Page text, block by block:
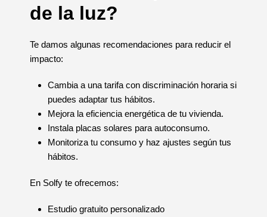
de la luz?
Te damos algunas recomendaciones para reducir el
impacto:
Cambia a una tarifa con discriminación horaria si
puedes adaptar tus hábitos.
Mejora la eficiencia energética de tu vivienda.
Instala placas solares para autoconsumo.
Monitoriza tu consumo y haz ajustes según tus
hábitos.
En Solfy te ofrecemos:
Estudio gratuito personalizado